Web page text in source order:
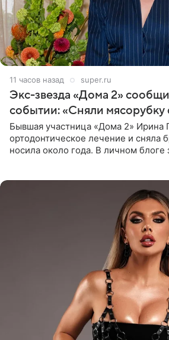
11 часов назад super.ru
Экс-звезда «Дома 2»
событии: «Сняли мясорубку
Бывшая участница «Дома 2» Ирина
ортодонтическое лечение и сняла
носила около года. В личном блоге